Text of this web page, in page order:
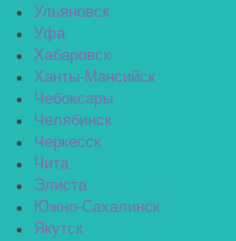
Ульяновск
Уфа
Хабаровск
Ханты-Мансийск
Чебоксары
Челябинск
Черкесск
Чита
Элиста
Южно-Сахалинск
Якутск